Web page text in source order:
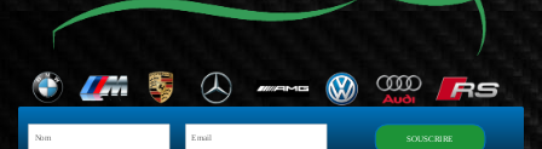
SOUSCRIRE